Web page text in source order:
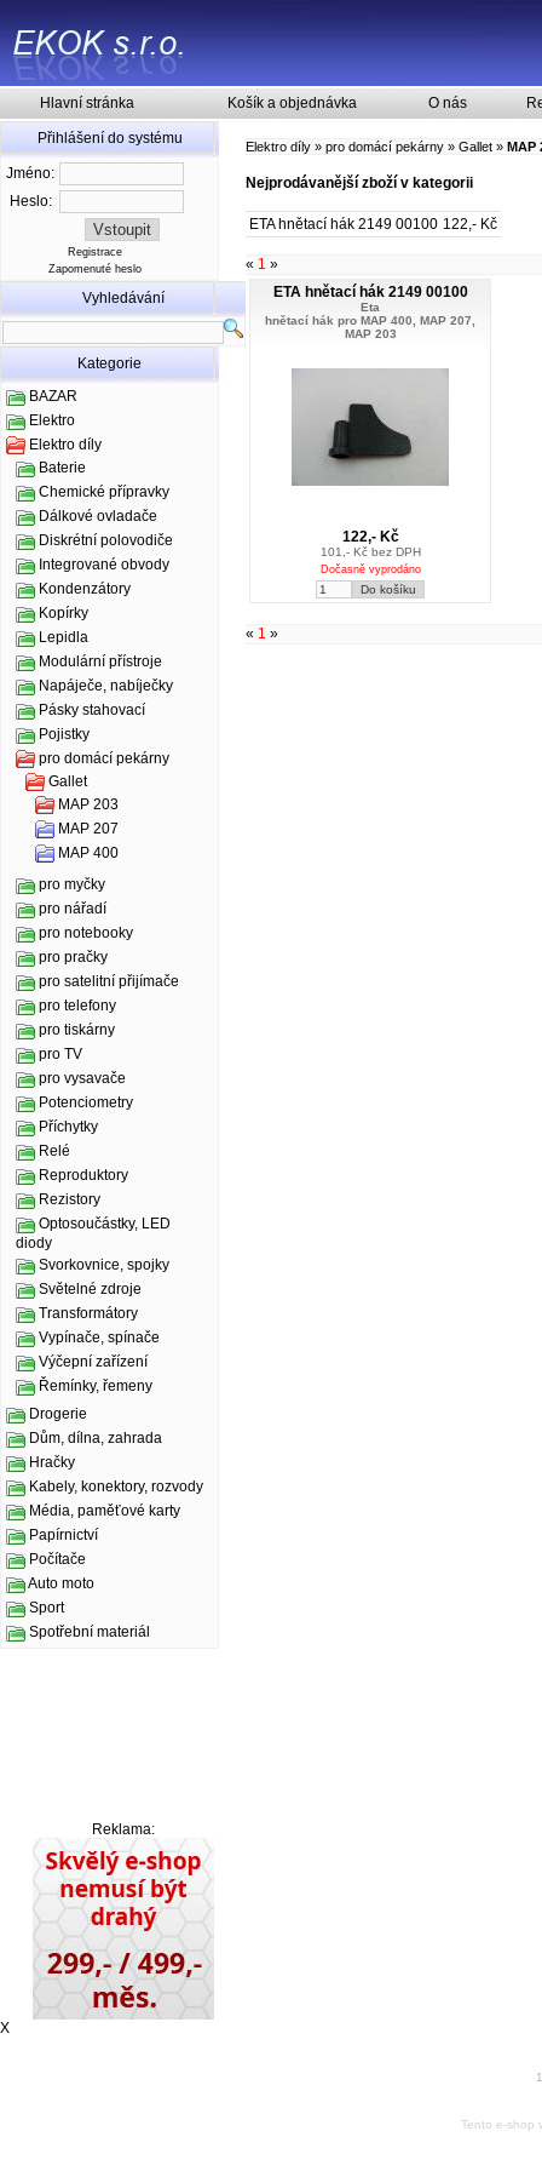
Hlavní stránka Košík a objednávka O nás
Přihlášení do systému
Jméno:
Heslo:
Registrace
Zapomenuté heslo
Vyhledávání
Kategorie
BAZAR
Elektro
Elektro díly
Baterie
Chemické přípravky
Dálkové ovladače
Diskrétní polovodiče
Integrované obvody
Kondenzátory
Kopírky
Lepidla
Modulární přístroje
Napáječe, nabíječky
Pásky stahovací
Pojistky
pro domácí pekárny
Gallet
MAP 203
MAP 207
MAP 400
pro myčky
pro nářadí
pro notebooky
pro pračky
pro satelitní přijímače
pro telefony
pro tiskárny
pro TV
pro vysavače
Potenciometry
Příchytky
Relé
Reproduktory
Rezistory
Optosoučástky, LED
diody
Svorkovnice, spojky
Světelné zdroje
Transformátory
Vypínače, spínače
Výčepní zařízení
Řemínky, řemeny
Drogerie
Dům, dílna, zahrada
Hračky
Kabely, konektory, rozvody
Média, paměťové karty
Papírnictví
Počítače
Auto moto
Sport
Spotřební materiál
Reklama:
Elektro díly » pro domácí pekárny » Gallet » MAP
Nejprodávanější zboží v kategorii
ETA hnětací hák 2149 00100 122,- Kč
« 1 »
ETA hnětací hák 2149 00100
Eta
hnětací hák pro MAP 400, MAP 207,
MAP 203
122,- Kč
101,- Kč bez DPH
Dočasně vyprodáno
« 1 »
X
Tento e-shop